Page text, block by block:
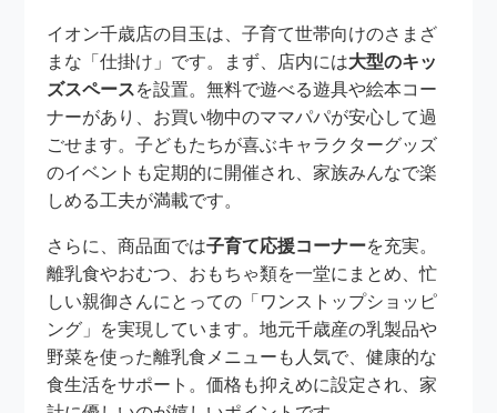
イオン千歳店の目玉は、子育て世帯向けのさまざ
まな「仕掛け」です。まず、店内には大型のキッ
ズスペースを設置。無料で遊べる遊具や絵本コー
ナーがあり、お買い物中のママパパが安心して過
ごせます。子どもたちが喜ぶキャラクターグッズ
のイベントも定期的に開催され、家族みんなで楽
しめる工夫が満載です。
さらに、商品面では子育て応援コーナーを充実。
離乳食やおむつ、おもちゃ類を一堂にまとめ、忙
しい親御さんにとっての「ワンストップショッピ
ング」を実現しています。地元千歳産の乳製品や
野菜を使った離乳食メニューも人気で、健康的な
食生活をサポート。価格も抑えめに設定され、家